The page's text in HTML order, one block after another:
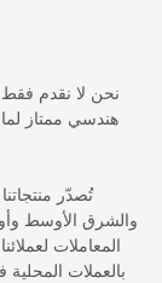
نحن لا نقدم فقط
هندسي ممتاز
تُصدّر
والشرق الأوسط
المعاملات
بالعملات المحلية